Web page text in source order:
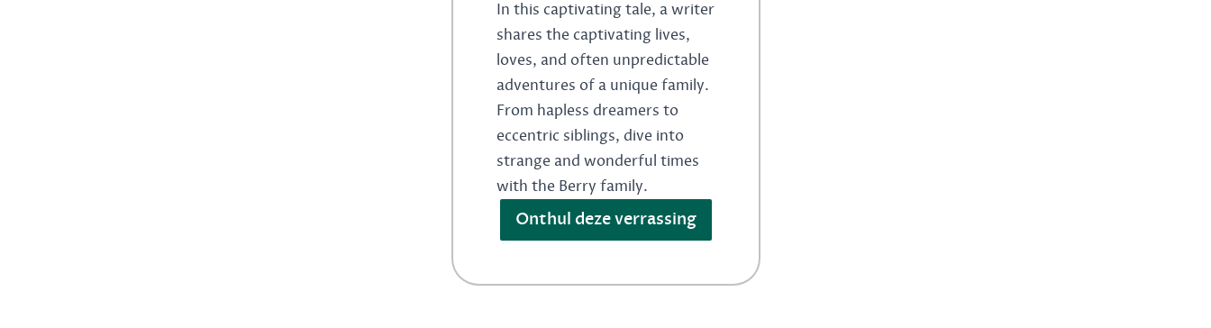
In this captivating tale, a writer
shares the captivating lives,
loves, and often unpredictable
adventures of a unique family.
From hapless dreamers to
eccentric siblings, dive into
strange and wonderful times
with the Berry family.
Onthul deze verrassing